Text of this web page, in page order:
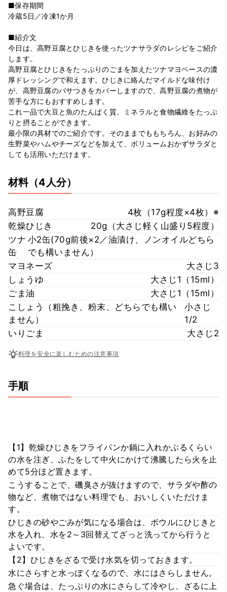
■保存期間
冷蔵5日／冷凍1か月
■紹介文
今日は、高野豆腐とひじきを使ったツナサラダのレシピをご紹介
します。
高野豆腐とひじきをたっぷりのごまを加えたツナマヨベースの濃
厚ドレッシングで和えます。ひじきに絡んだマイルドな味付け
が、高野豆腐のパサつきをカバーしますので、高野豆腐の煮物が
苦手な方にもおすすめします。
これ一品で大豆と魚のたんぱく質、ミネラルと食物繊維をたっぷ
りと摂ることができます。
最小限の具材でのご紹介です。そのままでももちろん、お好みの
生野菜やハムやチーズなどを加えて、ボリュームおかずサラダと
しても活用いただけます。
材料（4人分）
高野豆腐
4枚（17g程度×4枚）※
乾燥ひじき
20g（大さじ軽く山盛り5程度）
ツナ
缶
小2缶(70g前後×2／油漬け、ノンオイルどちら
でも構いません）
マヨネーズ
大さじ3
しょうゆ
大さじ1（15ml）
ごま油
大さじ1（15ml）
こしょう（粗挽き、粉末、どちらでも構い
ません）
小さじ
1/2
いりごま
大さじ2
料理を安全に楽しむための注意事項
手順
【1】乾燥ひじきをフライパンか鍋に入れかぶるくらい
の水を注ぎ、ふたをして中火にかけて沸騰したら火を止
めて5分ほど置きます。
こうすることで、磯臭さが抜けますので、サラダや酢の
物など、煮物ではない料理でも、おいしくいただけま
す。
ひじきの砂やごみが気になる場合は、ボウルにひじきと
水を入れ、水を2～3回替えてざっと洗ってから行うと
よいです。
【2】ひじきをざるで受け水気を切っておきます。
水にさらすと水っぽくなるので、水にはさらしません。
急ぐ場合は、たっぷりの水にさらして冷やし、ざるに上